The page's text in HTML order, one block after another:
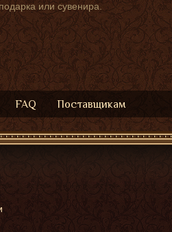
или сувенира.
FAQ Поставщикам